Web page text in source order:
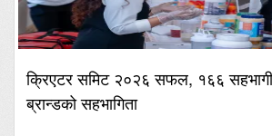
क्रिएटर समिट २०२६ सफल, १६६ सहभागी
ब्रान्डको सहभागिता